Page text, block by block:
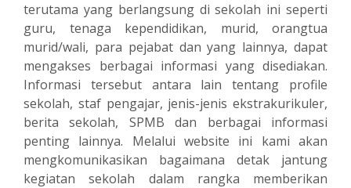
terutama yang berlangsung di sekolah ini seperti
guru, tenaga kependidikan, murid, orangtua
murid/wali, para pejabat dan yang lainnya, dapat
mengakses berbagai informasi yang disediakan.
Informasi tersebut antara lain tentang profile
sekolah, staf pengajar, jenis-jenis ekstrakurikuler,
berita sekolah, SPMB dan berbagai informasi
penting lainnya. Melalui website ini kami akan
mengkomunikasikan bagaimana detak jantung
kegiatan sekolah dalam rangka memberikan